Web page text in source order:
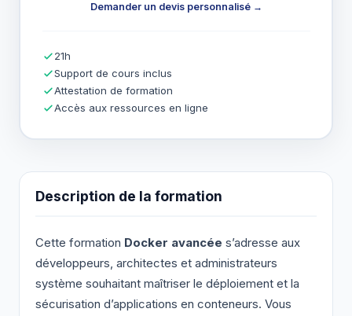
Description de la formation
Cette formation Docker avancée s’adresse aux
développeurs, architectes et administrateurs
système souhaitant maîtriser le déploiement et la
sécurisation d’applications en conteneurs. Vous
Demander un devis personnalisé →
21h
Support de cours inclus
Attestation de formation
Accès aux ressources en ligne